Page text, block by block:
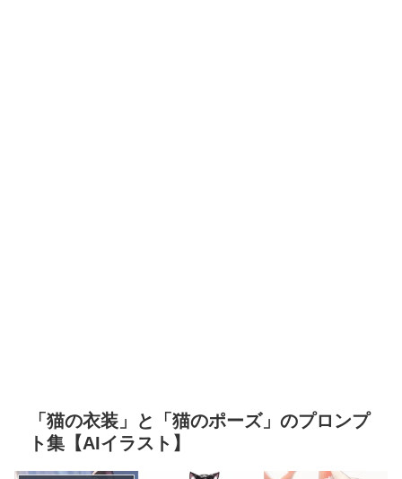
「猫の衣装」と「猫のポーズ」のプロンプ
ト集【AIイラスト】